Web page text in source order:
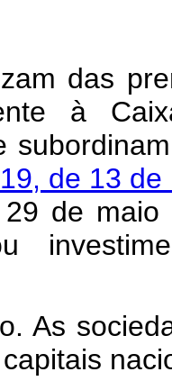
das
à
de 13
de
As